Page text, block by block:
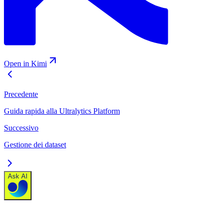
Open in Kimi
Precedente
Guida rapida alla Ultralytics Platform
Successivo
Gestione dei dataset
Ask AI